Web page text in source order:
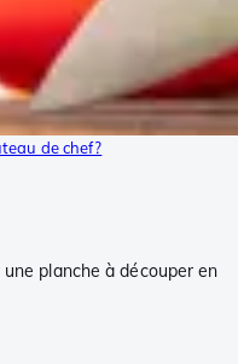
planche à découper en
de chef?